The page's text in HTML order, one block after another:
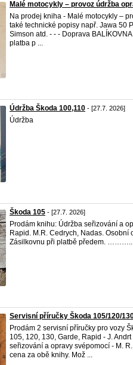
Malé motocykly – provoz údržba
Na prodej kniha - Malé motocykly –
také technické popisy např. Jawa 50
Simson atd. - - - Doprava
platba p ...
Údržba Škoda 100,110 - [27.7. 2026]
Údržba
Škoda 105 - [27.7. 2026]
Prodám knihu: Údržba seřizování a
Rapid. M.R. Cedrych, Nadas.
Zásilkovnu při platbě předem. ………..
Servisní příručky Škoda 105/120/
Prodám 2 servisní příručky pro vozy
105, 120, 130, Garde, Rapid - J.
seřizování a opravy svépomocí - M.
cena za obě knihy. Mož ...